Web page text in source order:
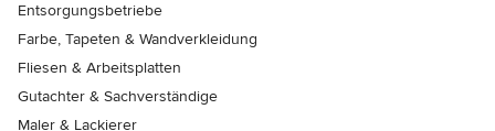
Entsorgungsbetriebe
Farbe, Tapeten & Wandverkleidung
Fliesen & Arbeitsplatten
Gutachter & Sachverständige
Maler & Lackierer